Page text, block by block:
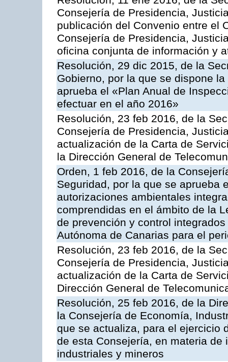
Consejería de Presidencia,
publicación del Convenio entre el
Consejería de Presidencia,
oficina conjunta de información y
Resolución, 29 dic 2015, de la
Gobierno, por la que se dispone
aprueba el «Plan Anual de
efectuar en el año 2016»
Resolución, 23 feb 2016, de la
Consejería de Presidencia,
actualización de la Carta de
la Dirección General de
Orden, 1 feb 2016, de la
Seguridad, por la que se aprueba
autorizaciones ambientales
comprendidas en el ámbito de la
de prevención y control
Autónoma de Canarias para el
Resolución, 23 feb 2016, de la
Consejería de Presidencia,
actualización de la Carta de
Dirección General de
Resolución, 25 feb 2016, de la
la Consejería de Economía,
que se actualiza, para el ejercicio
de esta Consejería, en materia
industriales y mineros